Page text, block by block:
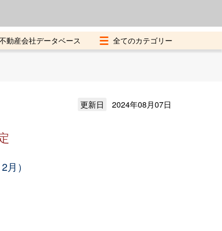
動産会社データベース
更新日 2024年08月07日
）